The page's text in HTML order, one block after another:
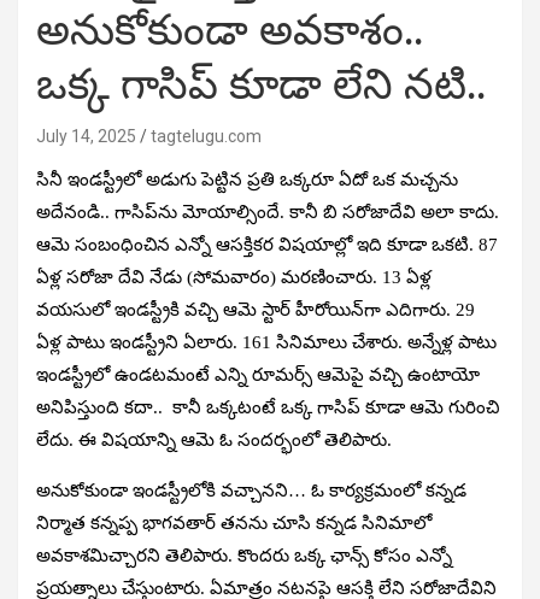
అనుకోకుండా అవకాశం..
ఒక్క గాసిప్ కూడా లేని నటి..
July 14, 2025 tagtelugu.com
సినీ ఇండస్ట్రీలో అడుగు పెట్టిన ప్రతి ఒక్కరూ ఏదో ఒక మచ్చను
అదేనండి.. గాసిప్‌ను మోయాల్సిందే. కానీ బి సరోజాదేవి అలా కాదు.
ఆమె సంబంధించిన ఎన్నో ఆసక్తికర విషయాల్లో ఇది కూడా ఒకటి. 87
ఏళ్ల సరోజా దేవి నేడు (సోమవారం) మరణించారు. 13 ఏళ్ల
వయసులో ఇండస్ట్రీకి వచ్చి ఆమె స్టార్ హీరోయిన్‌గా ఎదిగారు. 29
ఏళ్ల పాటు ఇండస్ట్రీని ఏలారు. 161 సినిమాలు చేశారు. అన్నేళ్ల పాటు
ఇండస్ట్రీలో ఉండటమంటే ఎన్ని రూమర్స్‌ ఆమెపై వచ్చి ఉంటాయో
అనిపిస్తుంది కదా.. కానీ ఒక్కటంటే ఒక్క గాసిప్ కూడా ఆమె గురించి
లేదు. ఈ విషయాన్ని ఆమె ఓ సందర్భంలో తెలిపారు.
అనుకోకుండా ఇండస్ట్రీలోకి వచ్చానని… ఓ కార్యక్రమంలో కన్నడ
నిర్మాత కన్నప్ప భాగవతార్ తనను చూసి కన్నడ సినిమాలో
అవకాశమిచ్చారని తెలిపారు. కొందరు ఒక్క ఛాన్స్ కోసం ఎన్నో
ప్రయత్నాలు చేస్తుంటారు. ఏమాత్రం నటనపై ఆసక్తి లేని సరోజాదేవిని